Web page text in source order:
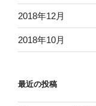
2018年12月
2018年10月
最近の投稿